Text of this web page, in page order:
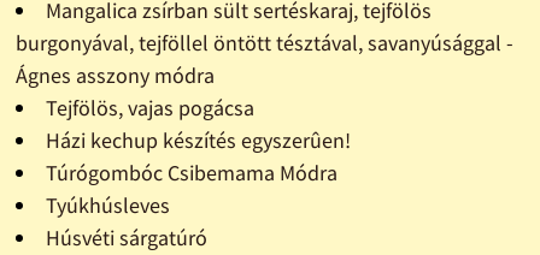
Mangalica zsírban sült sertéskaraj, tejfölös
burgonyával, tejföllel öntött tésztával, savanyúsággal -
Ágnes asszony módra
Tejfölös, vajas pogácsa
Házi kechup készítés egyszerûen!
Túrógombóc Csibemama Módra
Tyúkhúsleves
Húsvéti sárgatúró